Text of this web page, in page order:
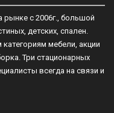
с 2006г., большой
детских, спален.
мебели, акции
Три стационарных
всегда на связи и